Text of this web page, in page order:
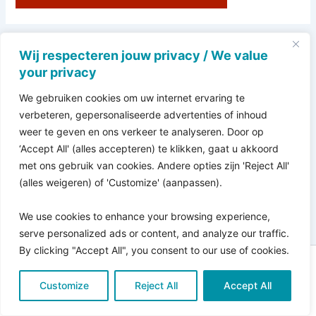
Wij respecteren jouw privacy / We value
your privacy
We gebruiken cookies om uw internet ervaring te
verbeteren, gepersonaliseerde advertenties of inhoud
weer te geven en ons verkeer te analyseren. Door op
‘Accept All' (alles accepteren) te klikken, gaat u akkoord
met ons gebruik van cookies. Andere opties zijn 'Reject All'
(alles weigeren) of 'Customize' (aanpassen).
We use cookies to enhance your browsing experience,
serve personalized ads or content, and analyze our traffic.
By clicking "Accept All", you consent to our use of cookies.
Customize Reject All Accept All
Copyright © 2026 Pro Bono Connect | in samenwerking
metKitewebsites